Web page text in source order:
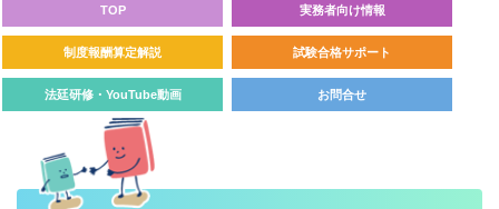
TOP 実務者向け情報
制度報酬算定解説 試験合格サポート
法廷研修・YouTube動画 お問合せ